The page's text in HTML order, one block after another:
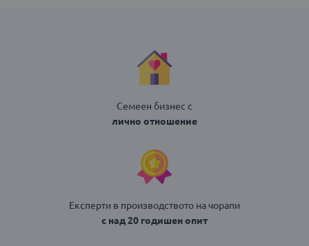
Семеен бизнес с
лично отношение
Експерти в производството на чорапи
с над 20 годишен опит